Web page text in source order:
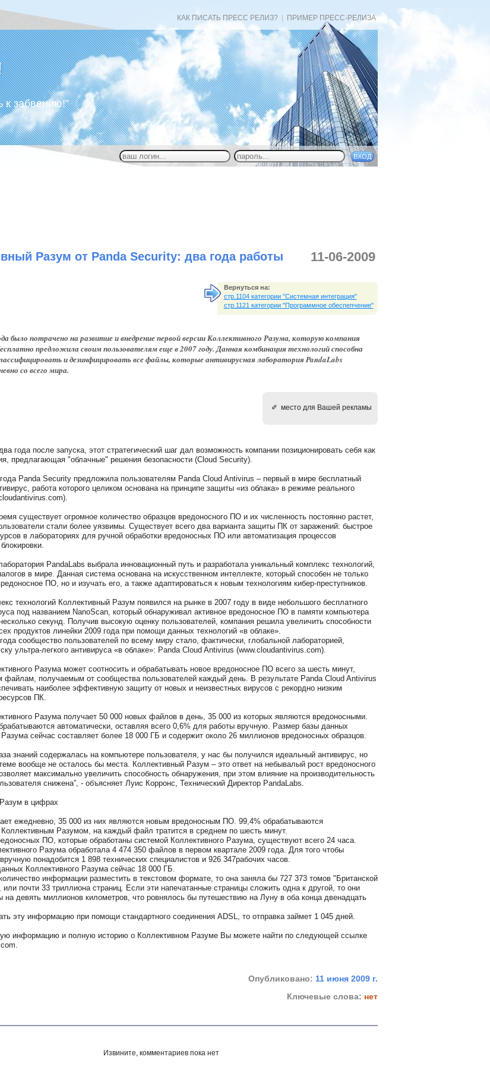
КАК ПИСАТЬ ПРЕСС РЕЛИЗ? ПРИМЕР ПРЕСС-РЕЛИЗА
к забвению!”
Разум от Panda Security: два года работы 11-06-2009
Вернуться на:
стр.1104 категории "Системная интеграция"
стр.1121 категории "Программное обеспепчение"
было потрачено на развитие и внедрение первой версии Коллективного Разума, которую компания
предложила своим пользователям еще в 2007 году. Данная комбинация технологий способна
и дезинфицировать все файлы, которые антивирусная лаборатория PandaLabs
со всего мира.
✐ место для Вашей рекламы
года после запуска, этот стратегический шаг дал возможность компании позиционировать себя как
предлагающая "облачные" решения безопасности (Cloud Security).
Panda Security предложила пользователям Panda Cloud Antivirus – первый в мире бесплатный
работа которого целиком основана на принципе защиты «из облака» в режиме реального
существует огромное количество образцов вредоносного ПО и их численность постоянно растет,
стали более уязвимы. Существует всего два варианта защиты ПК от заражений: быстрое
в лабораториях для ручной обработки вредоносных ПО или автоматизация процессов
PandaLabs выбрала инновационный путь и разработала уникальный комплекс технологий,
в мире. Данная система основана на искусственном интеллекте, который способен не только
ПО, но и изучать его, а также адаптироваться к новым технологиям кибер-преступников.
технологий Коллективный Разум появился на рынке в 2007 году в виде небольшого бесплатного
под названием NanoScan, который обнаруживал активное вредоносное ПО в памяти компьютера
секунд. Получив высокую оценку пользователей, компания решила увеличить способности
продуктов линейки 2009 года при помощи данных технологий «в облаке».
сообщество пользователей по всему миру стало, фактически, глобальной лабораторией,
ультра-легкого антивируса «в облаке»: Panda Cloud Antivirus (www.cloudantivirus.com).
Разума может соотносить и обрабатывать новое вредоносное ПО всего за шесть минут,
файлам, получаемым от сообщества пользователей каждый день. В результате Panda Cloud Antivirus
наиболее эффективную защиту от новых и неизвестных вирусов с рекордно низким
ПК.
Разума получает 50 000 новых файлов в день, 35 000 из которых являются вредоносными.
автоматически, оставляя всего 0,6% для работы вручную. Размер базы данных
Разума сейчас составляет более 18 000 ГБ и содержит около 26 миллионов вредоносных образцов.
знаний содержалась на компьютере пользователя, у нас бы получился идеальный антивирус, но
вообще не осталось бы места. Коллективный Разум – это ответ на небывалый рост вредоносного
максимально увеличить способность обнаружения, при этом влияние на производительность
снижена”, - объясняет Луис Корронс, Технический Директор PandaLabs.
в цифрах
ежедневно, 35 000 из них являются новым вредоносным ПО. 99,4% обрабатываются
Коллективным Разумом, на каждый файл тратится в среднем по шесть минут.
ПО, которые обработаны системой Коллективного Разума, существуют всего 24 часа.
Разума обработала 4 474 350 файлов в первом квартале 2009 года. Для того чтобы
понадобится 1 898 технических специалистов и 926 347рабочих часов.
Коллективного Разума сейчас 18 000 ГБ.
информации разместить в текстовом формате, то она заняла бы 727 373 томов "Британской
или почти 33 триллиона страниц. Если эти напечатанные страницы сложить одна к другой, то они
на девять миллионов километров, что ровнялось бы путешествию на Луну в оба конца двенадцать
эту информацию при помощи стандартного соединения ADSL, то отправка займет 1 045 дней.
информацию и полную историю о Коллективном Разуме Вы можете найти по следующей ссылке
Опубликовано: 11 июня 2009 г.
Ключевые слова: нет
Извините, комментариев пока нет